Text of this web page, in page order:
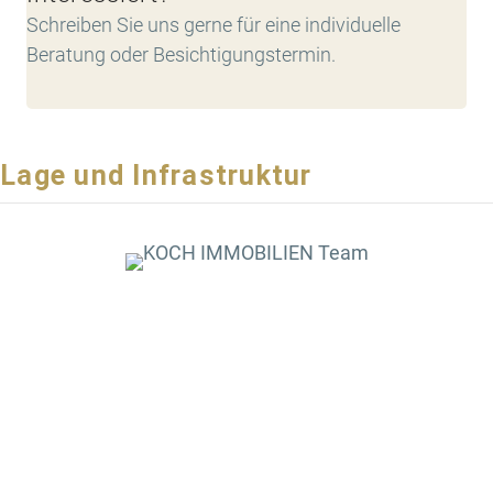
Schreiben Sie uns gerne für eine individuelle
Beratung oder Besichtigungstermin.
Lage und Infrastruktur